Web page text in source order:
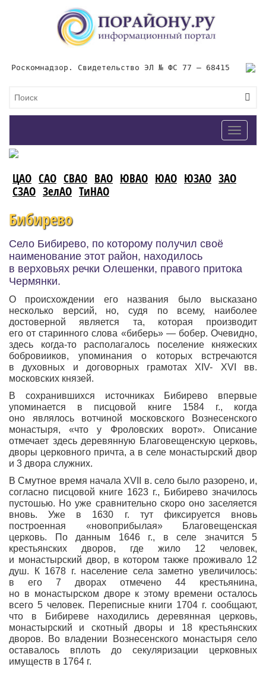
Роскомнадзор. Свидетельство ЭЛ № ФС 77 – 68415
Toggle
ЦАО САО СВАО ВАО ЮВАО ЮАО ЮЗАО ЗАО
СЗАО ЗелАО ТиНАО
Бибирево
Село Бибирево, по которому получил своё
наименование этот район, находилось
в верховьях речки Олешенки, правого притока
Чермянки.
О происхождении его названия было высказано
несколько версий, но, судя по всему, наиболее
достоверной является та, которая производит
его от старинного слова «биберь» — бобер. Очевидно,
здесь когда-торасполагалось поселение княжеских
бобровииков, упоминания о которых встречаются
в духовных и договорных грамотах XIV- XVI вв.
московских князей.
В сохранившихся источниках Бибирево впервые
упоминается в писцовой книге 1584 г., когда
оно являлось вотчиной московского Вознесенского
монастыря, «что у Фроловских ворот». Описание
отмечает здесь деревянную Благовещенскую церковь,
дворы церковного причта, а в селе монастырский двор
и 3 двора служних.
В Смутное время начала XVII в. село было разорено, и,
согласно писцовой книге 1623 г., Бибирево значилось
пустошью. Но уже сравнительно скоро оно заселяется
вновь. Уже в 1630 г. тут фиксируется вновь
построенная «новоприбылая» Благовещенская
церковь. По данным 1646 г., в селе значится 5
крестьянских дворов, где жило 12 человек,
и монастырский двор, в котором также проживало 12
душ. К 1678 г. население села заметно увеличилось:
в его 7 дворах отмечено 44 крестьянина,
но в монастырском дворе к этому времени осталось
всего 5 человек. Переписные книги 1704 г. сообщают,
что в Бибиреве находились деревянная церковь,
монастырский и скотный дворы и 18 крестьянских
дворов. Во владении Вознесенского монастыря село
оставалось вплоть до секуляризации церковных
имуществ в 1764 г.